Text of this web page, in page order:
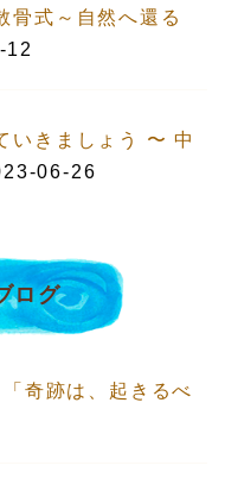
骨式～自然へ還る
12
いきましょう 〜 中
06-26
ログ
奇跡は、起きるべ